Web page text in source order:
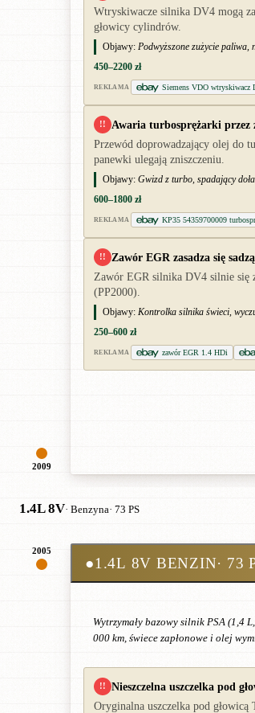
2009
Wtryskiwacze silnika DV4 mogą
głowicy cylindrów.
Objawy: Podwyższone zużycie paliwa,
450–2200 zł
REKLAMA Siemens VDO wtryskiwacz
!! Awaria turbosprężarki przez
Przewód doprowadzający olej do
panewki ulegają zniszczeniu.
Objawy: Gwizd z turbo, spadający
600–1800 zł
REKLAMA KP35 54359700009
!! Zawór EGR zasadza się
Zawór EGR silnika DV4 silnie się
(PP2000).
Objawy: Kontrolka silnika świeci,
250–600 zł
REKLAMA zawór EGR 1.4 HDi
1.4L 8V· Benzyna· 73 PS
2005
●1.4L 8V BENZIN· 73
Wytrzymały bazowy silnik PSA
000 km, świece zapłonowe i olej
!! Nieszczelna uszczelka pod
Oryginalna uszczelka pod głowicą